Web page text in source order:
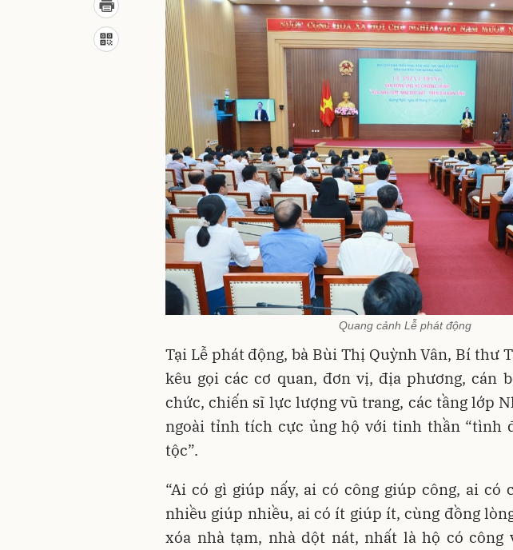
Quang cảnh Lễ phát động
Tại Lễ phát động, bà Bùi Thị Quỳnh Vân, Bí thư
kêu gọi các cơ quan, đơn vị, địa phương, cán
chức, chiến sĩ lực lượng vũ trang, các tầng lớp
ngoài tỉnh tích cực ủng hộ với tinh thần “tình
tộc”.
“Ai có gì giúp nấy, ai có công giúp công, ai có
nhiều giúp nhiều, ai có ít giúp ít, cùng đồng
xóa nhà tạm, nhà dột nát, nhất là hộ có công